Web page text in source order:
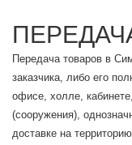
Передача товаров в
заказчика, либо его
офисе, холле,
(сооружения),
доставке на